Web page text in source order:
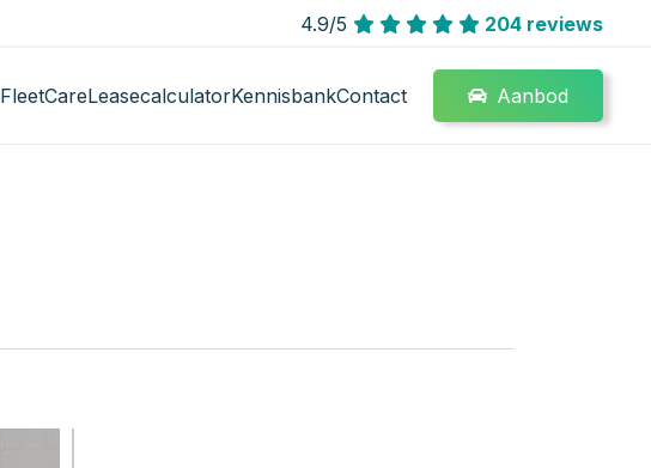
4.9/5 204 reviews
FleetCareLeasecalculatorKennisbankContact Aanbod